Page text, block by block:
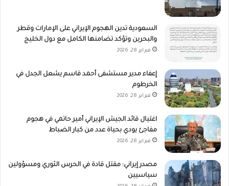
السعودية تدين الهجوم الإيراني على الإمارات وقطر
والبحرين وتؤكد تضامنها الكامل مع دول الخليج
فبراير 28, 2026
إعفاء مدير مستشفى أحمد قاسم يشعل الجدل في
الخرطوم
فبراير 28, 2026
اغتيال قائد الجيش الإيراني أمير حاتمي في هجوم
مفاجئ يودي بحياة عدد من كبار الضباط
فبراير 28, 2026
مصدر إيراني: مقتل قادة في الحرس الثوري ومسؤولين
سياسيين